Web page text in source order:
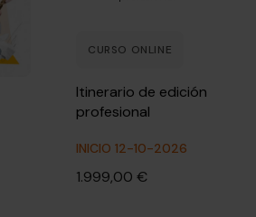
CURSO ONLINE
Itinerario de edición
profesional
INICIO 12-10-2026
1.999,00 €